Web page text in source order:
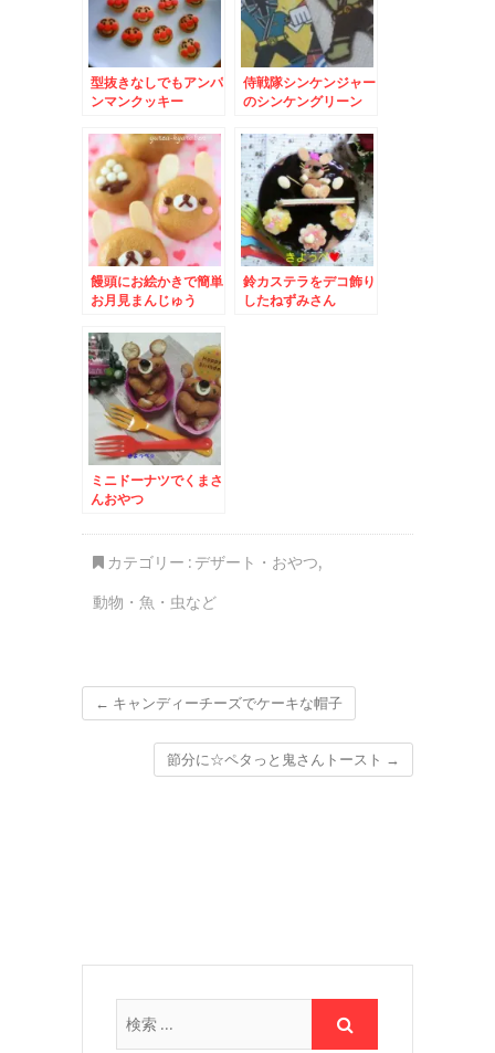
型抜きなしでもアンパ
ンマンクッキー
侍戦隊シンケンジャー
のシンケングリーン
饅頭にお絵かきで簡単
お月見まんじゅう
鈴カステラをデコ飾り
したねずみさん
ミニドーナツでくまさ
んおやつ
カテゴリー : デザート・おやつ,
動物・魚・虫など
← キャンディーチーズでケーキな帽子
節分に☆ペタっと鬼さんトースト →